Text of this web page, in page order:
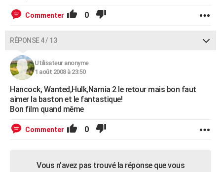
Commenter 0
RÉPONSE 4 / 13
Utilisateur anonyme
1 août 2008 à 23:50
Hancock, Wanted,Hulk,Narnia 2 le retour mais bon faut
aimer la baston et le fantastique!
Bon film quand même
Commenter 0
Vous n’avez pas trouvé la réponse que vous